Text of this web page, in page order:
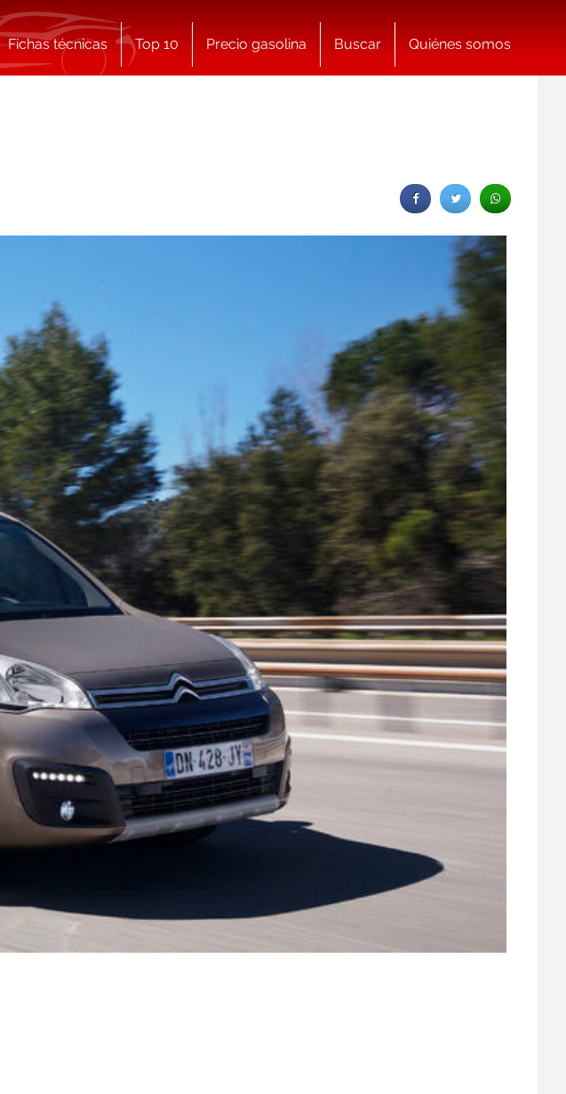
Fichas técnicas Top 10 Precio gasolina Buscar Quiénes somos